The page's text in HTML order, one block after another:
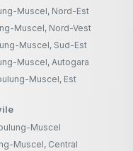
Muscel, Nord-Est
Muscel, Nord-Vest
Muscel, Sud-Est
Muscel, Autogara
Muscel, Est
Muscel
Muscel, Central